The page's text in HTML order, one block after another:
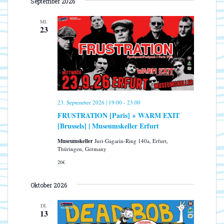
s
i
c
h
t
e
n
-
t
i
o
n
s
t
a
l
t
u
t
n
-
E
a
MI.
23
FRUSTRATION [Paris] + WARM EXIT
[Brussels] | Museumskeller Erfurt
23. September 2026 | 19:00- 23:00
Museumskeller Juri-Gagarin-Ring 140a, Erfurt,
Thüringen, Germany
20€
Oktober 2026
DI.
13